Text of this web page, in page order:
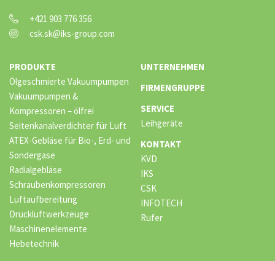
+421 903 776 356
csk.sk@iks-group.com
PRODUKTE
Ölgeschmierte Vakuumpumpen
Vakuumpumpen &
Kompressoren – ölfrei
Seitenkanalverdichter für Luft
ATEX-Gebläse für Bio-, Erd- und
Sondergase
Radialgebläse
Schraubenkompressoren
Luftaufbereitung
Druckluftwerkzeuge
Maschinenelemente
Hebetechnik
UNTERNEHMEN
FIRMENGRUPPE
SERVICE
Leihgeräte
KONTAKT
KVD
IKS
CSK
INFOTECH
Rufer